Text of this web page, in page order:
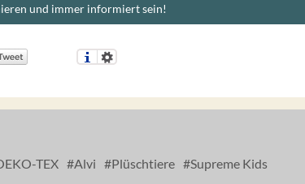
und immer informiert sein!
TEX Alvi Plüschtiere
Supreme Kids